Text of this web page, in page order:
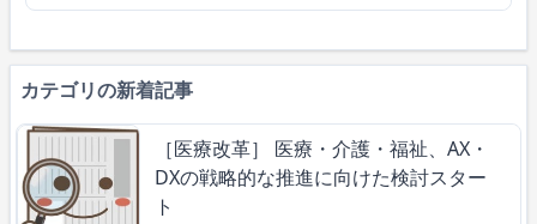
カテゴリの新着記事
［医療改革］ 医療・介護・福祉、AX・
DXの戦略的な推進に向けた検討スター
ト